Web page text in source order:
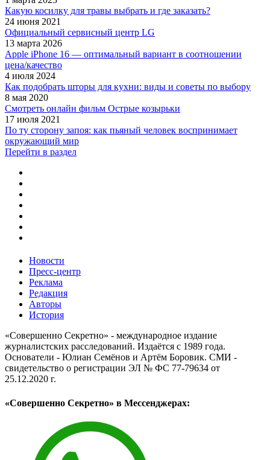
Какую косилку для травы выбрать и где заказать?
24 июня 2021
Официальный сервисный центр LG
13 марта 2026
Apple iPhone 16 — оптимальный вариант в соотношении
цена/качество
4 июля 2024
Как подобрать шторы для кухни: виды и советы по выбору
8 мая 2020
Смотреть онлайн фильм Острые козырьки
17 июля 2021
По ту сторону запоя: как пьяный человек воспринимает
окружающий мир
Перейти в раздел
Новости
Пресс-центр
Реклама
Редакция
Авторы
История
«Совершенно Секретно» - международное издание
журналистских расследований. Издаётся с 1989 года.
Основатели - Юлиан Семёнов и Артём Боровик. CМИ -
свидетельство о регистрации ЭЛ № ФС 77-79634 от
25.12.2020 г.
«Совершенно Секретно» в Мессенджерах: